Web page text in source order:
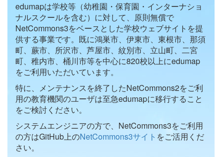
edumapは学校等（幼稚園・保育園・インターナショ
ナルスクールを含む）に対して、原則無償で
NetCommons3をベースとした学校ウェブサイトを提
供する事業です。既に鴻巣市、伊東市、東根市、那須
町、蕨市、所沢市、芦屋市、紋別市、立山町、二宮
町、稚内市、桶川市等を中心に820校以上にedumap
をご利用いただいています。
特に、メンテナンスを終了したNetCommons2をご利
用の教育機関のユーザは至急edumapに移行すること
をご検討ください。
システムエンジニアの方で、NetCommons3をご利用
の方はGitHub上のNetCommons3サイト をご活用くだ
さい。